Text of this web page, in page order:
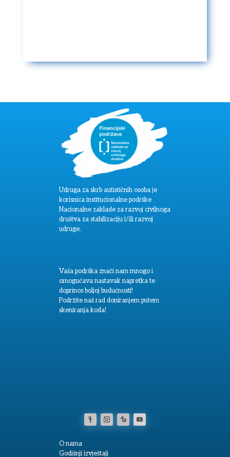
Nacionalne zaklade za razvoj civilnoga
društva za stabilizaciju i/ili razvoj
udruge.